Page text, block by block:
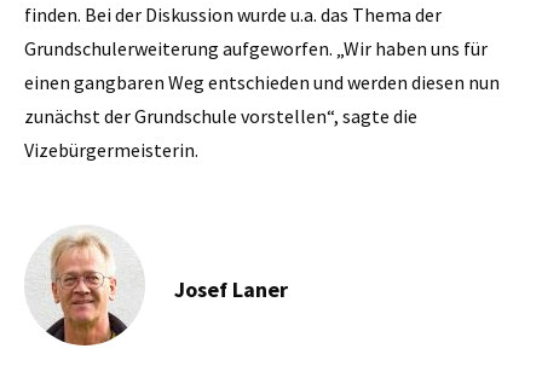
finden. Bei der Diskussion wurde u.a. das Thema der
Grundschulerweiterung aufgeworfen. „Wir haben uns für
einen gangbaren Weg entschieden und werden diesen nun
zunächst der Grundschule vorstellen“, sagte die
Vizebürgermeisterin.
Josef Laner